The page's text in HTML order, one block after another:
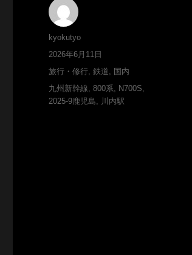
投
稿
kyokutyo
投
稿
2026年6月11日
カ
テ
ゴ
旅行・修行,鉄道, 国内
タ
グ
九州新幹線,800系, N700S,
2025-9鹿児島, 川内駅